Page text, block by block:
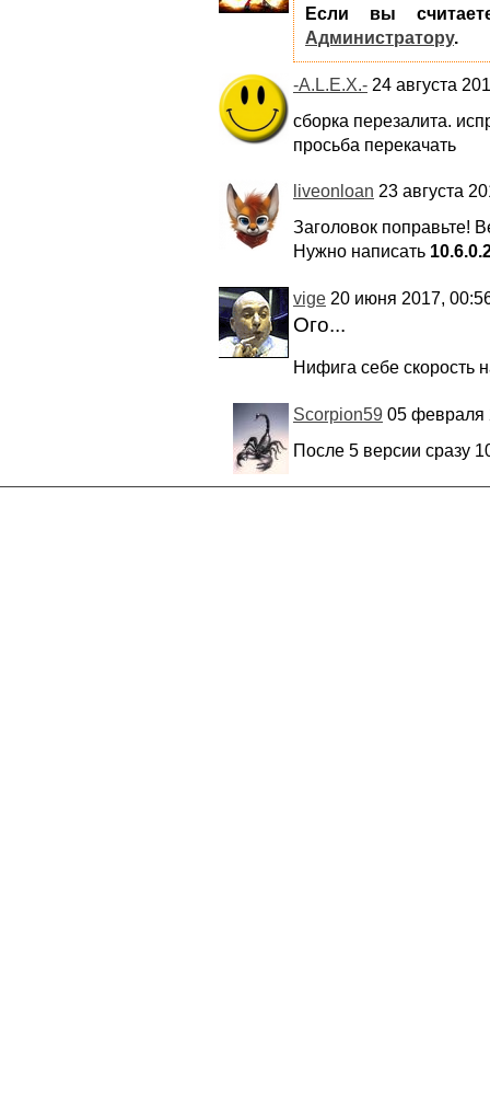
Если вы
Администратору.
-A.L.E.X.- 24 августа
сборка перезалита.
просьба перекачать
liveonloan 23 августа
Заголовок поправьте!
Нужно написать
vige 20 июня 2017,
Ого...
Нифига себе скорость
Scorpion59 05 февраля
После 5 версии сразу